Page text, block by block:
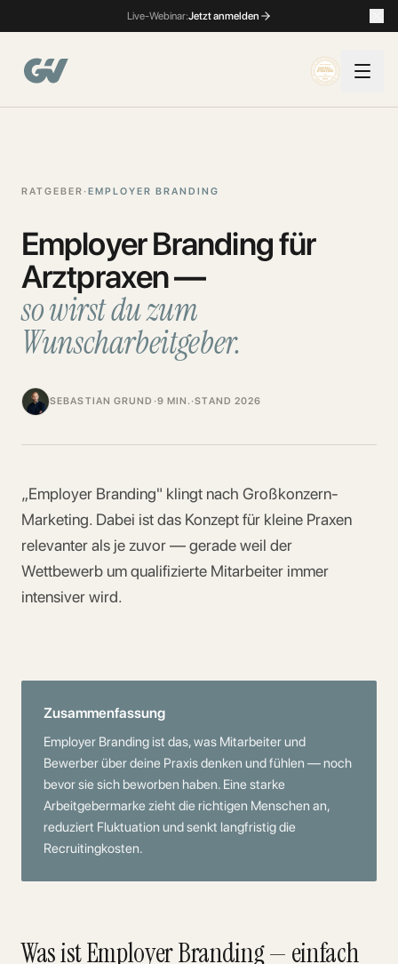
Live-Webinar:Jetzt anmelden
RATGEBER ·EMPLOYER BRANDING
Employer Branding für
Arztpraxen —
so wirst du zum
Wunscharbeitgeber.
SEBASTIAN GRUND ·9 MIN. ·STAND 2026
„Employer Branding" klingt nach Großkonzern-
Marketing. Dabei ist das Konzept für kleine Praxen
relevanter als je zuvor — gerade weil der
Wettbewerb um qualifizierte Mitarbeiter immer
intensiver wird.
Zusammenfassung
Employer Branding ist das, was Mitarbeiter und
Bewerber über deine Praxis denken und fühlen — noch
bevor sie sich beworben haben. Eine starke
Arbeitgebermarke zieht die richtigen Menschen an,
reduziert Fluktuation und senkt langfristig die
Recruitingkosten.
Was ist Employer Branding — einfach